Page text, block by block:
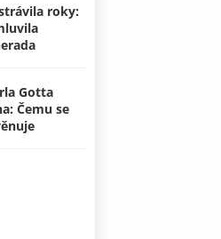
roky:
Gotta
Čemu se